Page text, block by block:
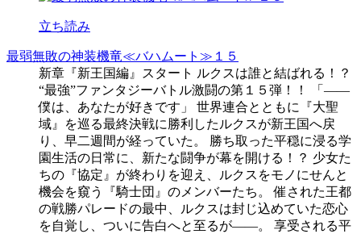
立ち読み
最弱無敗の神装機竜≪バハムート≫１５
新章『新王国編』スタート ルクスは誰と結ばれる！？
“最強”ファンタジーバトル激闘の第１５弾！！ 「――
僕は、あなたが好きです」 世界連合とともに『大聖
域』を巡る最終決戦に勝利したルクスが新王国へ戻
り、早二週間が経っていた。 勝ち取った平穏に浸る学
園生活の日常に、新たな闘争が幕を開ける！？ 少女た
ちの『協定』が終わりを迎え、ルクスをモノにせんと
機会を窺う『騎士団』のメンバーたち。 催された王都
の戦勝パレードの最中、ルクスは封じ込めていた恋心
を自覚し、ついに告白へと至るが――。 享受される平